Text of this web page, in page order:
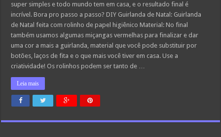
super simples e todo mundo tem em casa, e o resultado final é
incrível. Bora pro passo a passo? DIY Guirlanda de Natal: Guirlanda
de Natal feita com rolinho de papel higiênico Material: No final
também usamos algumas miçangas vermelhas para finalizar e dar
uma cor a mais a guirlanda, material que você pode substituir por
botões, laços de fita e o que mais você tiver em casa. Use a
criatividade! Os rolinhos podem ser tanto de …
Leia mais